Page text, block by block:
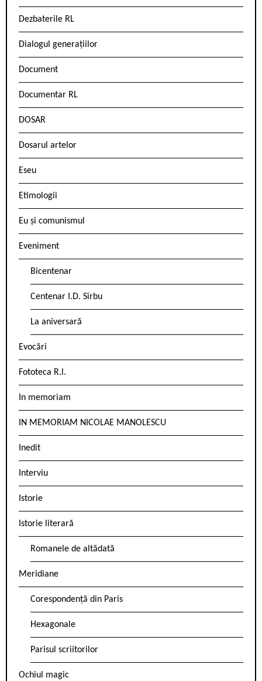
Dezbaterile RL
Dialogul generațiilor
Document
Documentar RL
DOSAR
Dosarul artelor
Eseu
Etimologii
Eu și comunismul
Eveniment
Bicentenar
Centenar I.D. Sîrbu
La aniversară
Evocări
Fototeca R.l.
In memoriam
IN MEMORIAM NICOLAE MANOLESCU
Inedit
Interviu
Istorie
Istorie literară
Romanele de altădată
Meridiane
Corespondență din Paris
Hexagonale
Parisul scriitorilor
Ochiul magic